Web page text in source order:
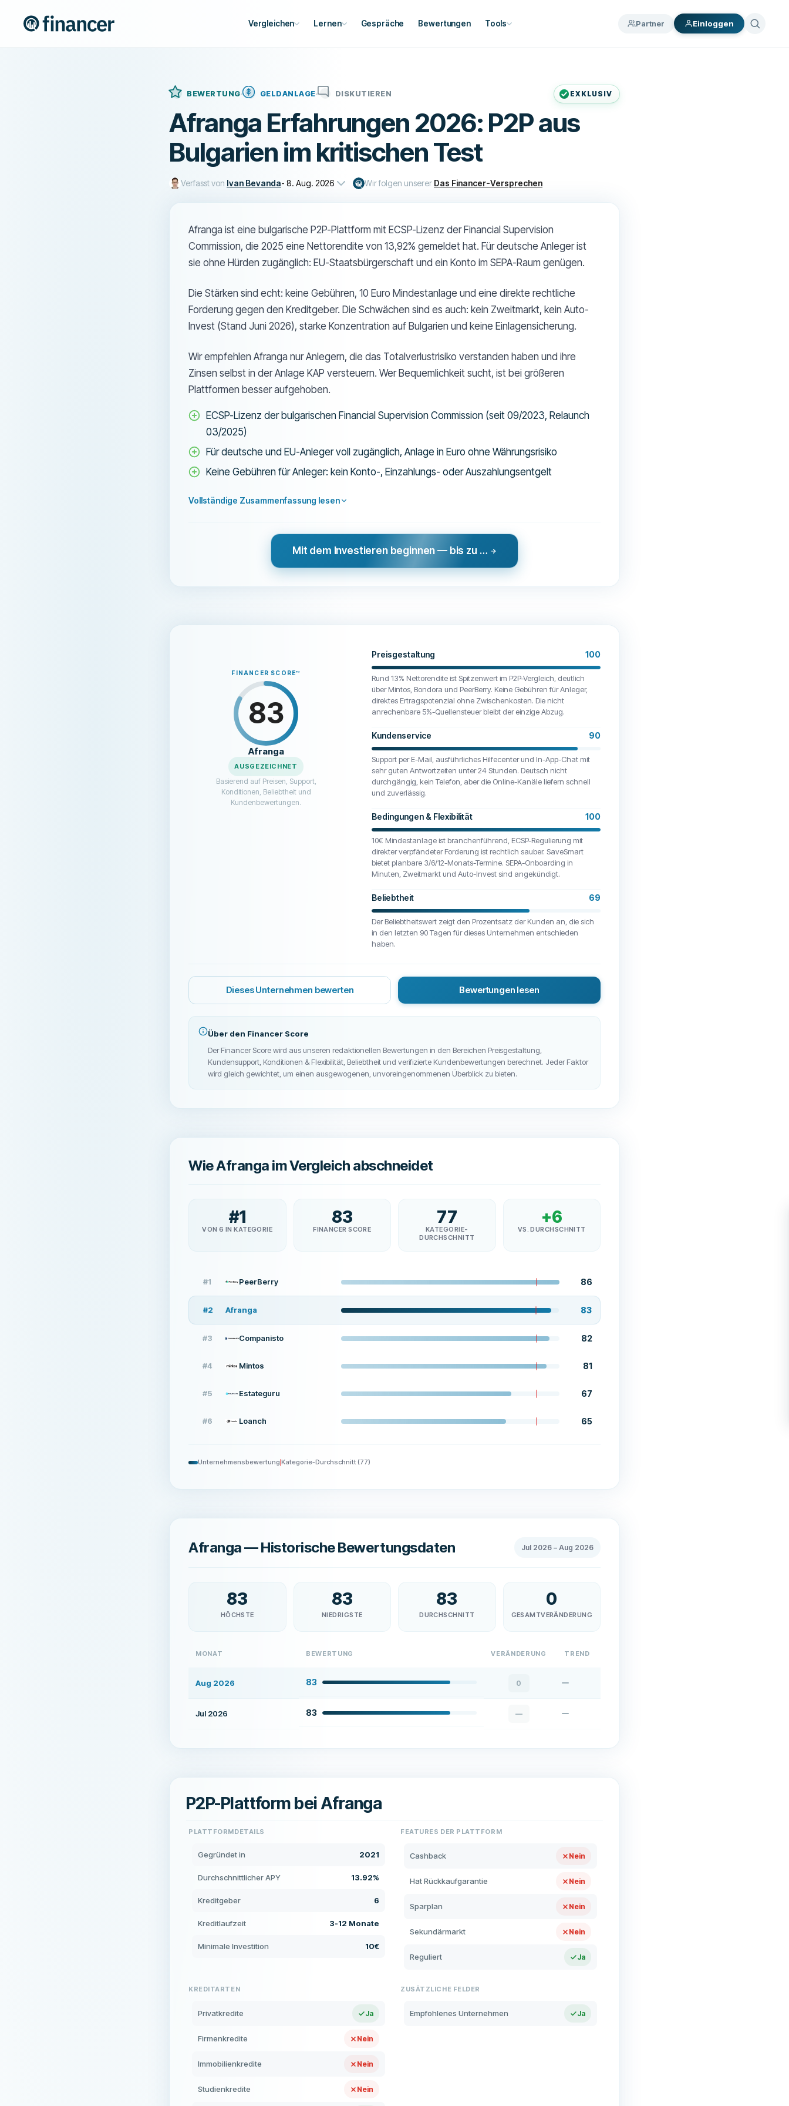
Vergleichen Lernen Gespräche Bewertungen Tools Partner Einloggen
BEWERTUNG GELDANLAGE DISKUTIEREN EXKLUSIV
Afranga Erfahrungen 2026: P2P aus
Bulgarien im kritischen Test
Verfasst von Ivan Bevanda- 8. Aug. 2026 Wir folgen unserer Das Financer-Versprechen
Afranga ist eine bulgarische P2P-Plattform mit ECSP-Lizenz der Financial Supervision
Commission, die 2025 eine Nettorendite von 13,92% gemeldet hat. Für deutsche Anleger ist
sie ohne Hürden zugänglich: EU-Staatsbürgerschaft und ein Konto im SEPA-Raum genügen.
Die Stärken sind echt: keine Gebühren, 10 Euro Mindestanlage und eine direkte rechtliche
Forderung gegen den Kreditgeber. Die Schwächen sind es auch: kein Zweitmarkt, kein Auto-
Invest (Stand Juni 2026), starke Konzentration auf Bulgarien und keine Einlagensicherung.
Wir empfehlen Afranga nur Anlegern, die das Totalverlustrisiko verstanden haben und ihre
Zinsen selbst in der Anlage KAP versteuern. Wer Bequemlichkeit sucht, ist bei größeren
Plattformen besser aufgehoben.
ECSP-Lizenz der bulgarischen Financial Supervision Commission (seit 09/2023, Relaunch
03/2025)
Für deutsche und EU-Anleger voll zugänglich, Anlage in Euro ohne Währungsrisiko
Keine Gebühren für Anleger: kein Konto-, Einzahlungs- oder Auszahlungsentgelt
Vollständige Zusammenfassung lesen
Mit dem Investieren beginnen — bis zu 13.92 % Rendite p.a.
FINANCER SCORE™
83
Afranga
AUSGEZEICHNET
Basierend auf Preisen, Support,
Konditionen, Beliebtheit und
Kundenbewertungen.
Preisgestaltung 100
Rund 13% Nettorendite ist Spitzenwert im P2P-Vergleich, deutlich
über Mintos, Bondora und PeerBerry. Keine Gebühren für Anleger,
direktes Ertragspotenzial ohne Zwischenkosten. Die nicht
anrechenbare 5%-Quellensteuer bleibt der einzige Abzug.
Kundenservice 90
Support per E-Mail, ausführliches Hilfecenter und In-App-Chat mit
sehr guten Antwortzeiten unter 24 Stunden. Deutsch nicht
durchgängig, kein Telefon, aber die Online-Kanäle liefern schnell
und zuverlässig.
Bedingungen & Flexibilität 100
10€ Mindestanlage ist branchenführend, ECSP-Regulierung mit
direkter verpfändeter Forderung ist rechtlich sauber. SaveSmart
bietet planbare 3/6/12-Monats-Termine. SEPA-Onboarding in
Minuten, Zweitmarkt und Auto-Invest sind angekündigt.
Beliebtheit 69
Der Beliebtheitswert zeigt den Prozentsatz der Kunden an, die sich
in den letzten 90 Tagen für dieses Unternehmen entschieden
haben.
Dieses Unternehmen bewerten Bewertungen lesen
Über den Financer Score
Der Financer Score wird aus unseren redaktionellen Bewertungen in den Bereichen Preisgestaltung,
Kundensupport, Konditionen & Flexibilität, Beliebtheit und verifizierte Kundenbewertungen berechnet. Jeder Faktor
wird gleich gewichtet, um einen ausgewogenen, unvoreingenommenen Überblick zu bieten.
Wie Afranga im Vergleich abschneidet
#1
VON 6 IN KATEGORIE
83
FINANCER SCORE
77
KATEGORIE-
DURCHSCHNITT
+6
VS. DURCHSCHNITT
#1 PeerBerry 86
#2 Afranga 83
#3 Companisto 82
#4 Mintos 81
#5 Estateguru 67
#6 Loanch 65
Unternehmensbewertung Kategorie-Durchschnitt(77)
Afranga — Historische Bewertungsdaten Jul 2026 – Aug 2026
83
HÖCHSTE
83
NIEDRIGSTE
83
DURCHSCHNITT
0
GESAMTVERÄNDERUNG
MONAT BEWERTUNG VERÄNDERUNG TREND
Aug 2026 83 0
Jul 2026 83 —
P2P-Plattform bei Afranga
PLATTFORMDETAILS
Gegründet in 2021
Durchschnittlicher APY 13.92%
Kreditgeber 6
Kreditlaufzeit 3-12 Monate
Minimale Investition 10€
FEATURES DER PLATTFORM
Cashback Nein
Hat Rückkaufgarantie Nein
Sparplan Nein
Sekundärmarkt Nein
Reguliert Ja
KREDITARTEN
Privatkredite Ja
Firmenkredite Nein
Immobilienkredite Nein
Studienkredite Nein
ZUSÄTZLICHE FELDER
Empfohlenes Unternehmen Ja